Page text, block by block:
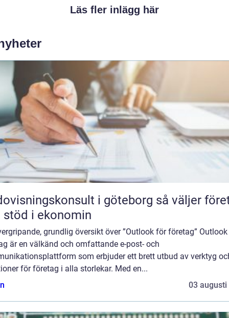
Läs fler inlägg här
i göteborg så väljer företag
stöd i ekonomin
grundlig översikt över ”Outlook för företag”
är en välkänd och omfattande e-post- och
som erbjuder ett brett utbud av verktyg
för företag i alla storlekar. Med en...
03 augusti